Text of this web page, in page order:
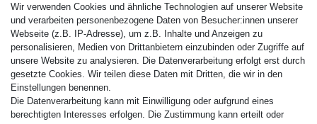
Festina Armband
Citizen Armband
M. Lacroix Armband
J. Lemans Armband
Uhrenarmbänder - Alle
Sicherheit
Wir verwenden Cookies und ähnliche Technologien auf unserer Website
und verarbeiten personenbezogene Daten von Besucher:innen unserer
Webseite (z.B. IP-Adresse), um z.B. Inhalte und Anzeigen zu
personalisieren, Medien von Drittanbietern einzubinden oder Zugriffe auf
unsere Website zu analysieren. Die Datenverarbeitung erfolgt erst durch
gesetzte Cookies. Wir teilen diese Daten mit Dritten, die wir in den
Einstellungen benennen.
Die Datenverarbeitung kann mit Einwilligung oder aufgrund eines
berechtigten Interesses erfolgen. Die Zustimmung kann erteilt oder